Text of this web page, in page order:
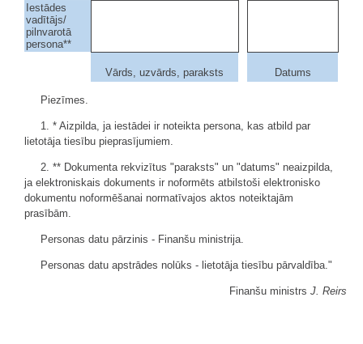
Iestādes
vadītājs/
pilnvarotā
persona**
Vārds, uzvārds, paraksts Datums
Piezīmes.
1. * Aizpilda, ja iestādei ir noteikta persona, kas atbild par
lietotāja tiesību pieprasījumiem.
2. ** Dokumenta rekvizītus "paraksts" un "datums" neaizpilda,
ja elektroniskais dokuments ir noformēts atbilstoši elektronisko
dokumentu noformēšanai normatīvajos aktos noteiktajām
prasībām.
Personas datu pārzinis - Finanšu ministrija.
Personas datu apstrādes nolūks - lietotāja tiesību pārvaldība."
Finanšu ministrs J. Reirs